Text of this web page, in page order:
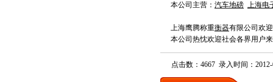
本公司主营： 汽车地磅 上海电
上海鹰腾称重衡器有限公司 欢
本公司热忱欢迎社会各界用户
点击数：4667 录入时间：